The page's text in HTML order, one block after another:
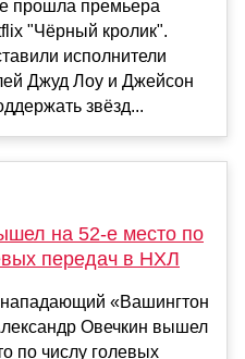
прошла премьера
"Чёрный кролик".
исполнители
Джуд Лоу и Джейсон
звёзд...
на 52‑е место по
передач в НХЛ
нападающий «Вашингтон
Овечкин вышел
по числу голевых